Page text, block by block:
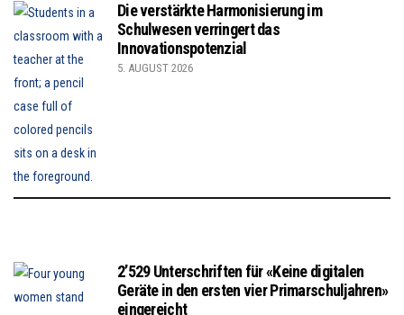
Die verstärkte Harmonisierung im
Schulwesen verringert das
Innovationspotenzial
5. AUGUST 2026
2’529 Unterschriften für «Keine digitalen
Geräte in den ersten vier Primarschuljahren»
eingereicht